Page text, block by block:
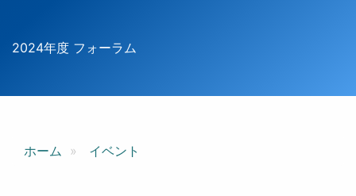
2024年度 フォーラム
ホーム イベント